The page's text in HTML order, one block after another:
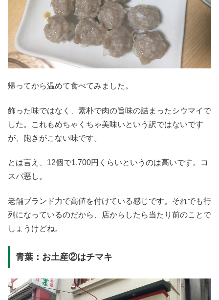
帰ってから温めて食べてみました。
飾った味ではなく、素朴で肉の旨味の詰まったシウマイで
した。これもめちゃくちゃ美味いという訳ではないです
が、飽きがこない味です。
とは言え、12個で1,700円くらいというのは高いです。コ
スパ悪し。
老舗ブランド力で高値を付けている感じです。それでも行
列になっているのだから、店からしたら当たり前のことで
しょうけどね。
青葉：お土産②はチマキ